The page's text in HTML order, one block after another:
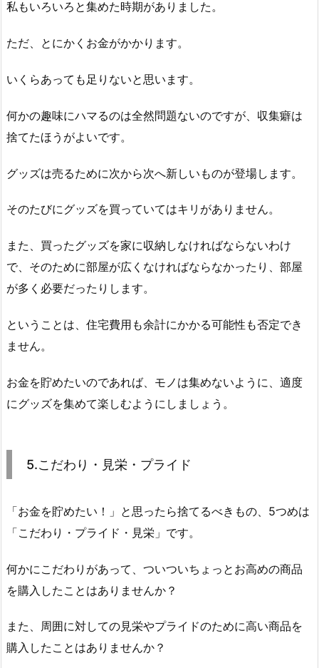
私もいろいろと集めた時期がありました。
ただ、とにかくお金がかかります。
いくらあっても足りないと思います。
何かの趣味にハマるのは全然問題ないのですが、収集癖は
捨てたほうがよいです。
グッズは売るために次から次へ新しいものが登場します。
そのたびにグッズを買っていてはキリがありません。
また、買ったグッズを家に収納しなければならないわけ
で、そのために部屋が広くなければならなかったり、部屋
が多く必要だったりします。
ということは、住宅費用も余計にかかる可能性も否定でき
ません。
お金を貯めたいのであれば、モノは集めないように、適度
にグッズを集めて楽しむようにしましょう。
5.こだわり・見栄・プライド
「お金を貯めたい！」と思ったら捨てるべきもの、5つめは
「こだわり・プライド・見栄」です。
何かにこだわりがあって、ついついちょっとお高めの商品
を購入したことはありませんか？
また、周囲に対しての見栄やプライドのために高い商品を
購入したことはありませんか？